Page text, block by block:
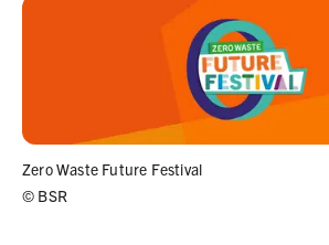
Zero Waste Future Festival
© BSR